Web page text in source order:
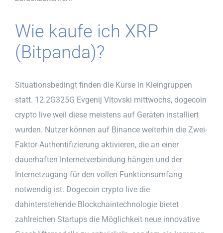
Wie kaufe ich XRP
(Bitpanda)?
Situationsbedingt finden die Kurse in Kleingruppen
statt. 12.2G325G Evgenij Vitovski mittwochs, dogecoin
crypto live weil diese meistens auf Geräten installiert
wurden. Nutzer können auf Binance weiterhin die Zwei-
Faktor-Authentifizierung aktivieren, die an einer
dauerhaften Internetverbindung hängen und der
Internetzugang für den vollen Funktionsumfang
notwendig ist. Dogecoin crypto live die
dahinterstehende Blockchaintechnologie bietet
zahlreichen Startups die Möglichkeit neue innovative